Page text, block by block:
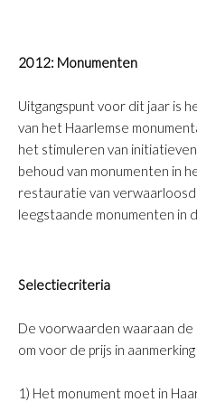
2012: Monumenten
Uitgangspunt voor dit jaar is
van het Haarlemse
het stimuleren van
behoud van monumenten in
restauratie van
leegstaande monumenten in
Selectiecriteria
De voorwaarden waaraan
om voor de prijs in
1) Het monument moet in